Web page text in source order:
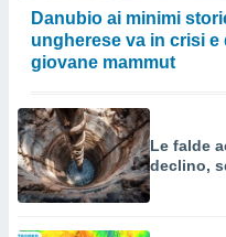
Danubio ai minimi
ungherese va in crisi e
giovane mammut
Le falde
declino,